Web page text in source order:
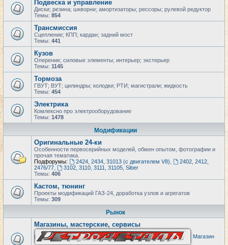
Подвеска и управление
Диски; резина; шкворни; амортизаторы; рессоры; рулевой редуктор
Темы: 854
Трансмиссия
Сцепление; КПП; кардан; задний мост
Темы: 441
Кузов
Оперение; силовые элементы; интерьер; экстерьер
Темы: 1145
Тормоза
ГВУТ; ВУТ; цилиндры; колодки; РТИ; магистрали; жидкость
Темы: 454
Электрика
Комлексно про электрооборудование
Темы: 1478
Модификации
Оригинальные 24-ки
Особенности первосерийных моделей, обмен опытом, фотографии и
прочая тематика.
Подфорумы:
2424, 2434, 31013 (с двигателем V8)
2402, 2412,
2476/77
3102, 3110, 3111, 31105, Siber
Темы: 406
Кастом, тюнинг
Проекты модификаций ГАЗ-24, доработка узлов и агрегатов
Темы: 309
Рынок
Магазины, мастерские, сервисы
Магазин